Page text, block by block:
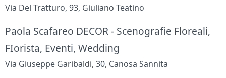
Via Del Tratturo, 93, Giuliano Teatino
Paola Scafareo DECOR - Scenografie Floreali,
FIorista, Eventi, Wedding
Via Giuseppe Garibaldi, 30, Canosa Sannita